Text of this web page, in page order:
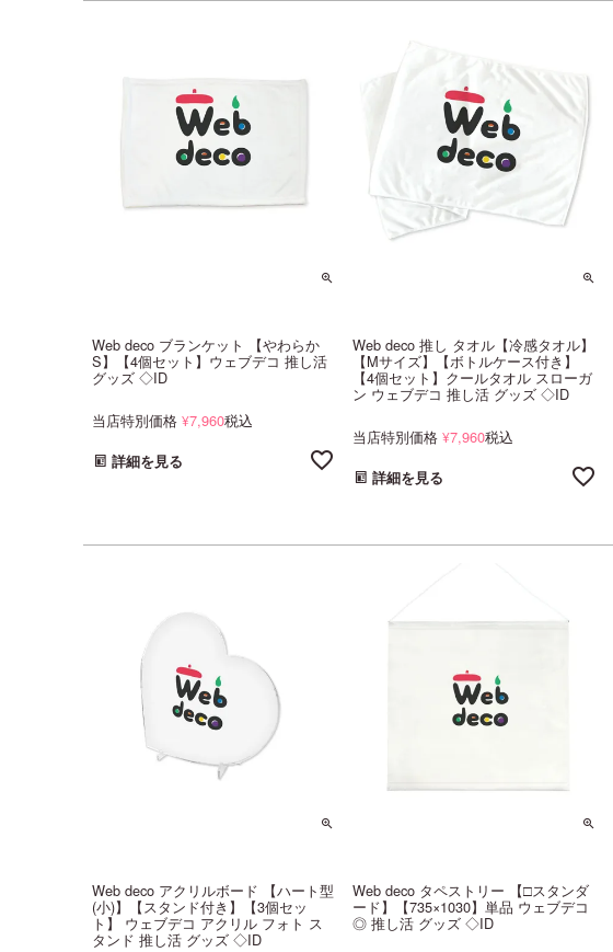
Web deco ブランケット 【やわらか
S】【4個セット】ウェブデコ 推し活
グッズ ◇ID
当店特別価格 ¥7,960税込
詳細を見る
Web deco 推し タオル【冷感タオル】
【Mサイズ】【ボトルケース付き】
【4個セット】クールタオル スローガ
ン ウェブデコ 推し活 グッズ ◇ID
当店特別価格 ¥7,960税込
詳細を見る
Web deco アクリルボード 【ハート型
(小)】【スタンド付き】【3個セッ
ト】 ウェブデコ アクリル フォト ス
タンド 推し活 グッズ ◇ID
Web deco タペストリー 【□スタンダ
ード】【735×1030】単品 ウェブデコ
◎ 推し活 グッズ ◇ID